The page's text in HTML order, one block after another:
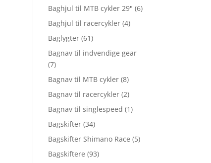
Baghjul til MTB cykler 29" (6)
Baghjul til racercykler (4)
Baglygter (61)
Bagnav til indvendige gear
(7)
Bagnav til MTB cykler (8)
Bagnav til racercykler (2)
Bagnav til singlespeed (1)
Bagskifter (34)
Bagskifter Shimano Race (5)
Bagskiftere (93)